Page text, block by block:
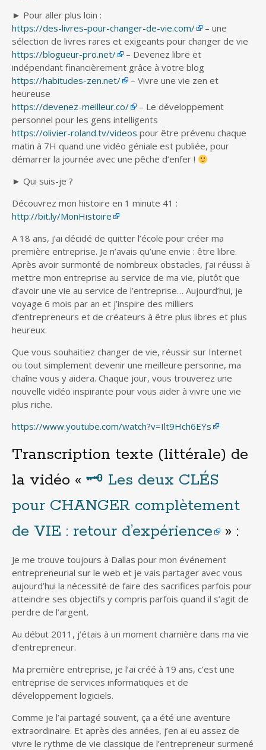
► Pour aller plus loin :
https://des-livres-pour-changer-de-vie.com/
– une
sélection de livres rares et exigeants pour changer de vie
https://blogueur-pro.net/
– Devenez libre et
indépendant financièrement grâce à votre blog
https://habitudes-zen.net/
– Vivre une vie zen et
heureuse
https://devenez-meilleur.co/
– Le développement
personnel pour les gens intelligents
https://olivier-roland.tv/videos pour être prévenu chaque
matin à 7H quand une vidéo géniale est publiée, pour
démarrer la journée avec une pêche d’enfer !
► Qui suis-je ?
Découvrez mon histoire en 1 minute 41 :
http://bit.ly/MonHistoire
A 18 ans, j’ai décidé de quitter l’école pour créer ma
première entreprise. Je n’avais qu’une envie : être libre.
Après avoir surmonté de nombreux obstacles, j’ai réussi à
mettre mon entreprise au service de ma vie, plutôt que
d’avoir une vie au service de l’entreprise… Aujourd’hui, je
voyage 6 mois par an et j’inspire des milliers
d’entrepreneurs et de créateurs à être plus libres et plus
heureux.
Que vous souhaitiez changer de vie, réussir sur Internet
ou tout simplement devenir une meilleure personne, ma
chaîne vous y aidera. Chaque jour, vous trouverez une
nouvelle vidéo inspirante pour vous aider à vivre une vie
plus riche.
https://www.youtube.com/watch?v=Ilt9Hch6EYs
Transcription texte (littérale) de
la vidéo « 🗝 Les deux CLÉS
pour CHANGER complètement
de VIE : retour d’expérience
» :
Je me trouve toujours à Dallas pour mon événement
entrepreneurial sur le web et je vais partager avec vous
aujourd’hui la nécessité de faire des sacrifices parfois pour
atteindre ses objectifs y compris parfois quand il s’agit de
perdre de l’argent.
Au début 2011, j’étais à un moment charnière dans ma vie
d’entrepreneur.
Ma première entreprise, je l’ai créé à 19 ans, c’est une
entreprise de services informatiques et de
développement logiciels.
Comme je l’ai partagé souvent, ça a été une aventure
extraordinaire. Et après des années, j’en ai eu assez de
vivre le rythme de vie classique de l’entrepreneur surmené